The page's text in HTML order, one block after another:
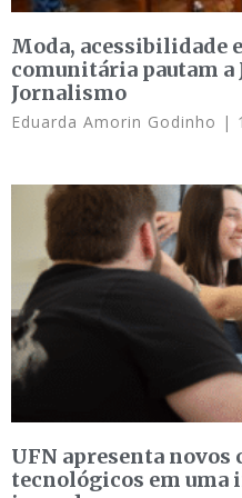
Moda, acessibilidade
comunitária pautam a
Jornalismo
Eduarda Amorin Godinho
UFN apresenta novos
tecnológicos em uma